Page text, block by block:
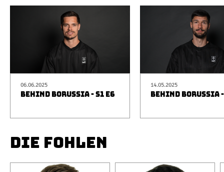
06.06.2025
BEHIND BORUSSIA - S1 E6
14.05.2025
BEHIND BORUSSIA
DIE FOHLEN